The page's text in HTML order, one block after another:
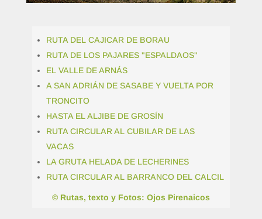
RUTA DEL CAJICAR DE BORAU
RUTA DE LOS PAJARES "ESPALDAOS"
EL VALLE DE ARNÁS
A SAN ADRIÁN DE SASABE Y VUELTA POR
TRONCITO
HASTA EL ALJIBE DE GROSÍN
RUTA CIRCULAR AL CUBILAR DE LAS
VACAS
LA GRUTA HELADA DE LECHERINES
RUTA CIRCULAR AL BARRANCO DEL CALCIL
© Rutas, texto y Fotos: Ojos Pirenaicos